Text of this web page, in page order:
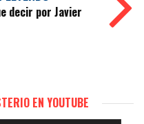
decir por Javier
EN YOUTUBE